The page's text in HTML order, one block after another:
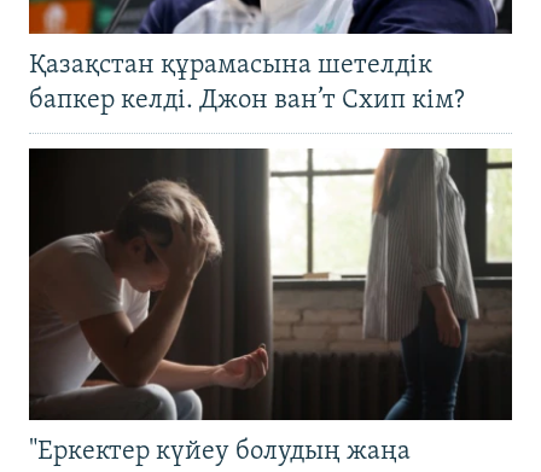
Қазақстан құрамасына шетелдік
бапкер келді. Джон ван’т Схип кім?
"Еркектер күйеу болудың жаңа